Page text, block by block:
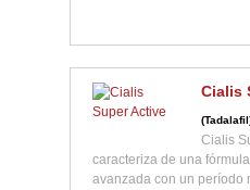
Cialis
Cialis
caracteriza de una
avanzada con un período